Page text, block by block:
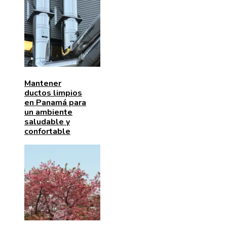
Mantener
ductos limpios
en Panamá para
un ambiente
saludable y
confortable